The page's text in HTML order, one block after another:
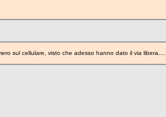
sul cellulare, visto che adesso hanno dato il via